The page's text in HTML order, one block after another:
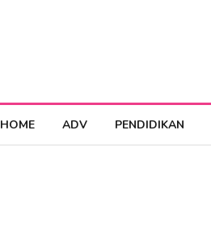
HOME ADV PENDIDIKAN